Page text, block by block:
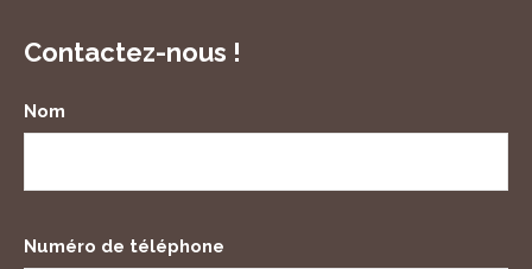
Contactez-nous !
Nom
Numéro de téléphone